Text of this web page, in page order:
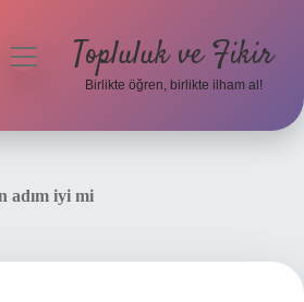
menüyüTopluluk ve Fikir
Birlikte öğren, birlikte ilham al!
adım iyi mi